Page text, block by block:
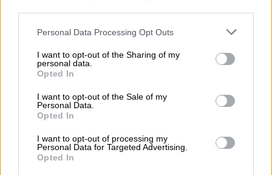
Please note that this website/app uses one or more Google
not limited to your visit or usage behaviour. You may click to
grant or deny consent to Google and its third-party tags to
use your data for below specified purposes in below Google
consent section.
Personal Data Processing Opt Outs
I want to opt-out of the Sharing of my
personal data.
Opted In
I want to opt-out of the Sale of my
Personal Data.
Opted In
I want to opt-out of processing my
Personal Data for Targeted Advertising.
Opted In
Ειδικότερα:
Όσοι συνταξιούχοι λαμβάνουν άθροισμα
κύριων συντάξεων έως 1.100 ευρώ τον μήνα
3,49%, τότε η έκτακτη ενίσχυση, που θα
λάβουν, είναι 250 ευρώ. Στην ομάδα αυτή
Επομένως, το ποσό των 250 ευρώ θα το